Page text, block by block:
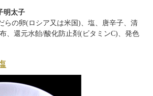
明太子
の卵(ロシア又は米国)、塩、唐辛子、清
、還元水飴/酸化防止剤(ビタミンC)、発色